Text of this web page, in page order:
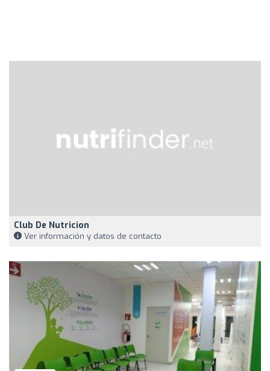
Club De Nutricion
Ver información y datos de contacto